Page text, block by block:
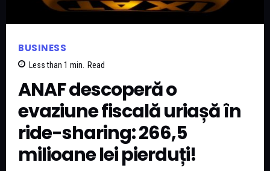
BUSINESS
Less than 1 min. Read
ANAF descoperă o
evaziune fiscală uriașă în
ride-sharing: 266,5
milioane lei pierduți!